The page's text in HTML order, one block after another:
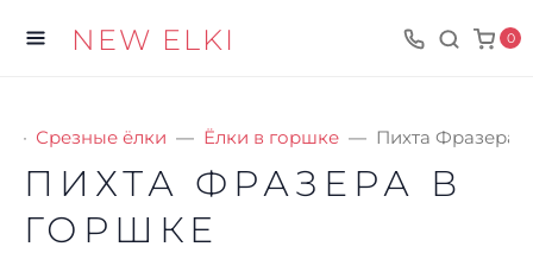
NEW ELKI 0
Срезные ёлки Ёлки в горшке Пихта Фразера
ПИХТА ФРАЗЕРА В
ГОРШКЕ